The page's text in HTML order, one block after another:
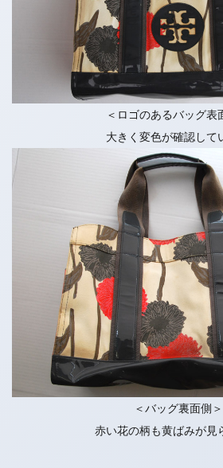
＜ロゴのあるバッグ表
大きく変色が確認して
＜バッグ裏面側＞
赤い花の柄も黄ばみが見